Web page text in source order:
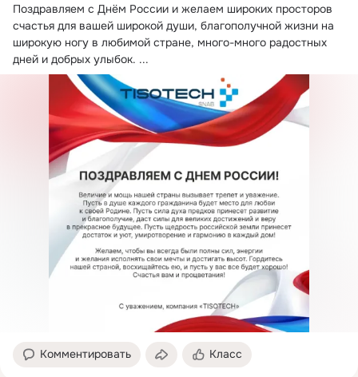
Поздравляем с Днём России и желаем широких просторов
счастья для вашей широкой души, благополучной жизни на
широкую ногу в любимой стране, много-много радостных
дней и добрых улыбок. ...
Комментировать Класс